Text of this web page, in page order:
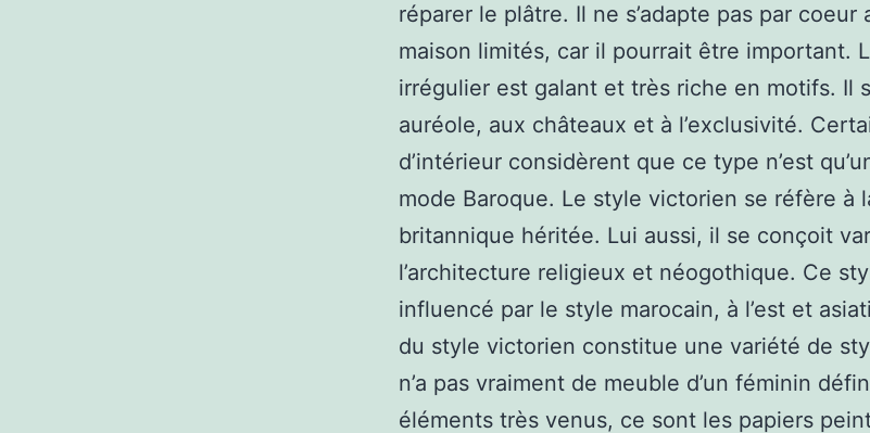
réparer le plâtre. Il ne s’adapte pas par coeur
maison limités, car il pourrait être important.
irrégulier est galant et très riche en motifs. Il
auréole, aux châteaux et à l’exclusivité.
d’intérieur considèrent que ce type n’est
mode Baroque. Le style victorien se réfère à
britannique héritée. Lui aussi, il se conçoit
l’architecture religieux et néogothique. Ce
influencé par le style marocain, à l’est et
du style victorien constitue une variété de
n’a pas vraiment de meuble d’un féminin
éléments très venus, ce sont les papiers